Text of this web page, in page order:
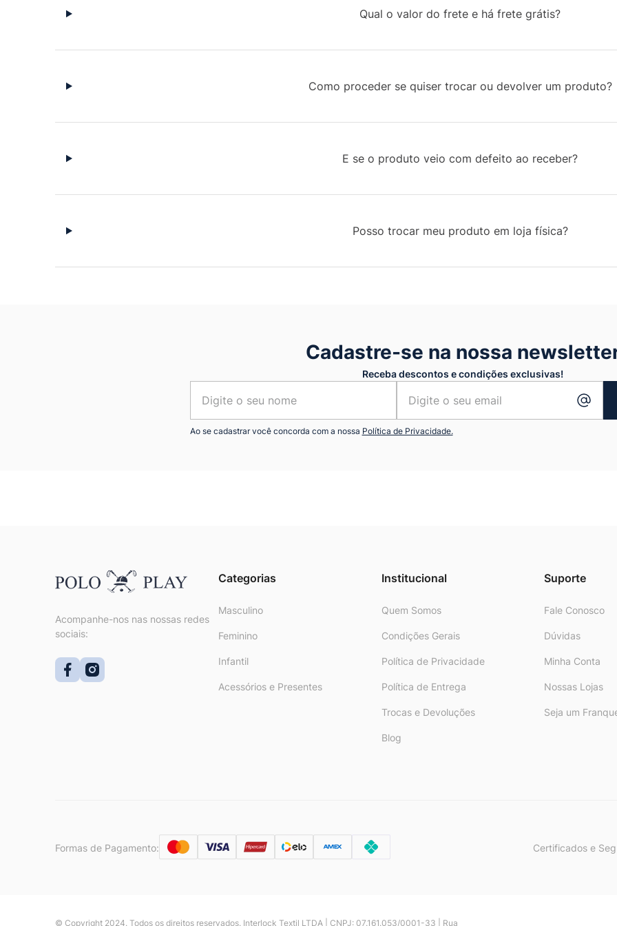
Qual o valor do frete e há frete grátis?
Como proceder se quiser trocar ou devolver um produto?
E se o produto veio com defeito ao receber?
Posso trocar meu produto em loja física?
Cadastre-se na nossa
Receba descontos e condições exclusivas!
Ao se cadastrar você concorda com a nossa Política de Privacidade.
Acompanhe-nos nas nossas redes
sociais:
Categorias
Masculino
Feminino
Infantil
Acessórios e Presentes
Institucional
Quem Somos
Condições Gerais
Política de Privacidade
Política de Entrega
Trocas e Devoluções
Blog
Suporte
Fale Conosco
Dúvidas
Minha Conta
Nossas Lojas
Seja um
Formas de Pagamento: Certificados e
© Copyright 2024. Todos os direitos reservados. Interlock Textil LTDA | CNPJ: 07.161.053/0001-33 | Rua